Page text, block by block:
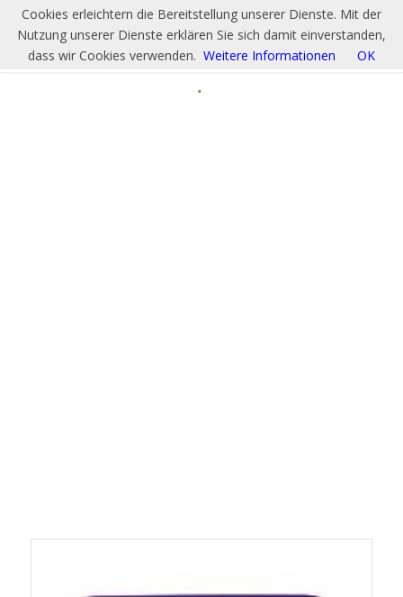
Cookies erleichtern die Bereitstellung unserer Dienste. Mit der
Nutzung unserer Dienste erklären Sie sich damit einverstanden,
dass wir Cookies verwenden. Weitere Informationen OK